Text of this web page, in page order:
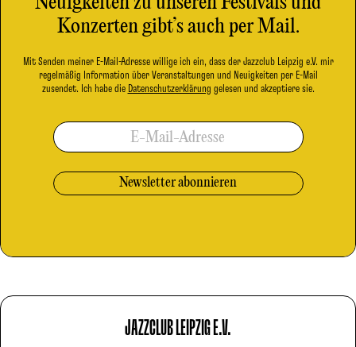
Konzerten gibt’s auch per Mail.
Mit Senden meiner E-Mail-Adresse willige ich ein, dass der Jazzclub Leipzig e.V. mir
regelmäßig Information über Veranstaltungen und Neuigkeiten per E-Mail
zusendet. Ich habe die Datenschutzerklärung gelesen und akzeptiere sie.
E-Mail-Adresse
JAZZCLUB LEIPZIG E.V.